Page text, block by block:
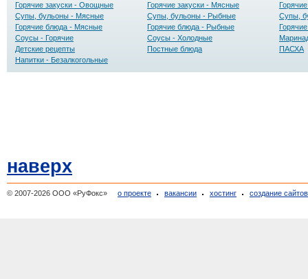
Горячие закуски - Овощные
Горячие закуски - Мясные
Супы, бульоны - Мясные
Супы, бульоны - Рыбные
Супы,
Горячие блюда - Мясные
Горячие блюда - Рыбные
Соусы - Горячие
Соусы - Холодные
Детские рецепты
Постные блюда
ПАСХА
Напитки - Безалкогольные
наверх
© 2007-2026 ООО «РуФокс» о проекте вакансии хостинг создание сайтов